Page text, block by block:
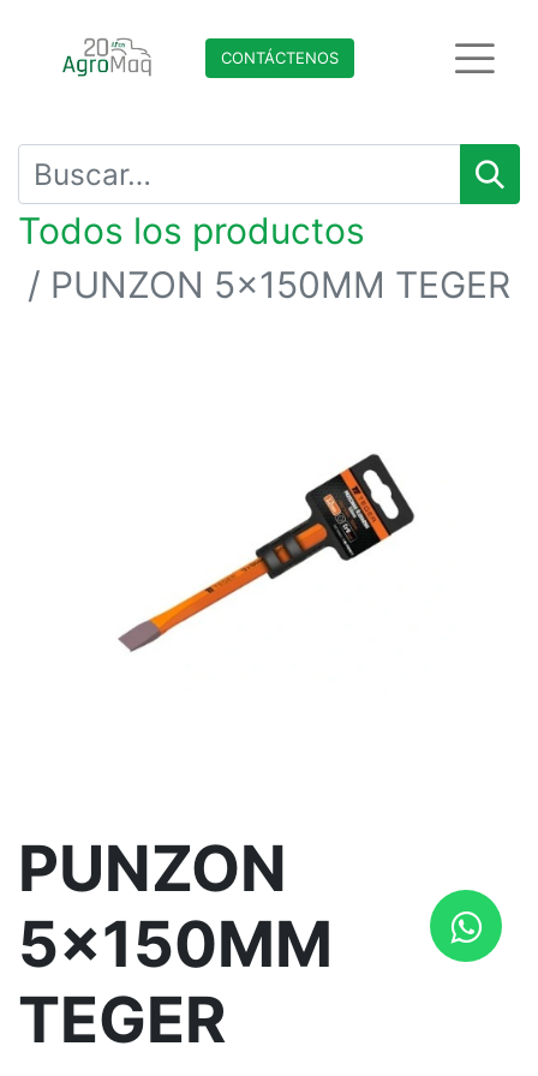
CONTÁCTENO​​​​S
Todos los productos
PUNZON 5x150MM TEGER
PUNZON
5x150MM
TEGER